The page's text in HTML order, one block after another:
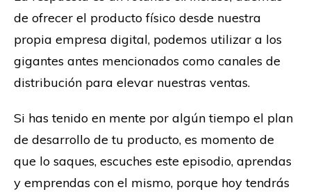
de ofrecer el producto físico desde nuestra
propia empresa digital, podemos utilizar a los
gigantes antes mencionados como canales de
distribución para elevar nuestras ventas.
Si has tenido en mente por algún tiempo el plan
de desarrollo de tu producto, es momento de
que lo saques, escuches este episodio, aprendas
y emprendas con el mismo, porque hoy tendrás